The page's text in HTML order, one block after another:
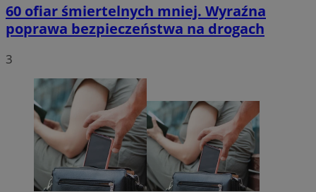
60 ofiar śmiertelnych mniej. Wyraźna
poprawa bezpieczeństwa na drogach
3